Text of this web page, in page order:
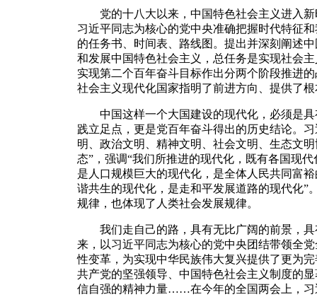
党的十八大以来，中国特色社会主义进入新
习近平同志为核心的党中央准确把握时代特征
的任务书、时间表、路线图。提出并深刻阐述
和发展中国特色社会主义，总任务是实现社会
实现第二个百年奋斗目标作出分两个阶段推进
社会主义现代化国家指明了前进方向、提供了
中国这样一个大国建设的现代化，必须是具
践立足点，更是党百年奋斗得出的历史结论。
明、政治文明、精神文明、社会文明、生态文
态”，强调“我们所推进的现代化，既有各国现
是人口规模巨大的现代化，是全体人民共同富
谐共生的现代化，是走和平发展道路的现代化”
规律，也体现了人类社会发展规律。
我们走自己的路，具有无比广阔的前景，具
来，以习近平同志为核心的党中央团结带领全
性变革，为实现中华民族伟大复兴提供了更为
共产党的坚强领导、中国特色社会主义制度的
信自强的精神力量……在今年的全国两会上，习